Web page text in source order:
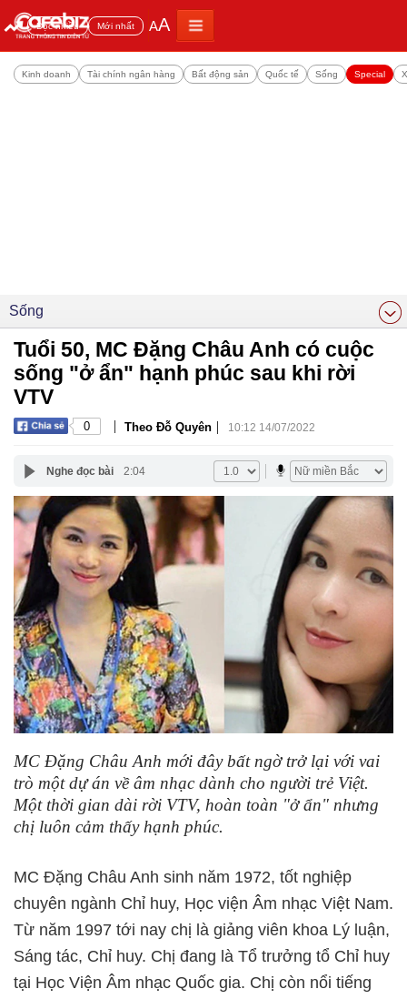
Đọc nhiều Mới nhất AA
Kinh doanh Tài chính ngân hàng Bất động sản Quốc tế Sống Special
Sống
Tuổi 50, MC Đặng Châu Anh có cuộc
sống "ở ẩn" hạnh phúc sau khi rời
VTV
0 | Theo Đỗ Quyên | 10:12 14/07/2022
Nghe đọc bài 2:04
MC Đặng Châu Anh mới đây bất ngờ trở lại với vai
trò một dự án về âm nhạc dành cho người trẻ Việt.
Một thời gian dài rời VTV, hoàn toàn "ở ẩn" nhưng
chị luôn cảm thấy hạnh phúc.
MC Đặng Châu Anh sinh năm 1972, tốt nghiệp
chuyên ngành Chỉ huy, Học viện Âm nhạc Việt Nam.
Từ năm 1997 tới nay chị là giảng viên khoa Lý luận,
Sáng tác, Chỉ huy. Chị đang là Tổ trưởng tổ Chỉ huy
tại Học Viện Âm nhạc Quốc gia. Chị còn nổi tiếng